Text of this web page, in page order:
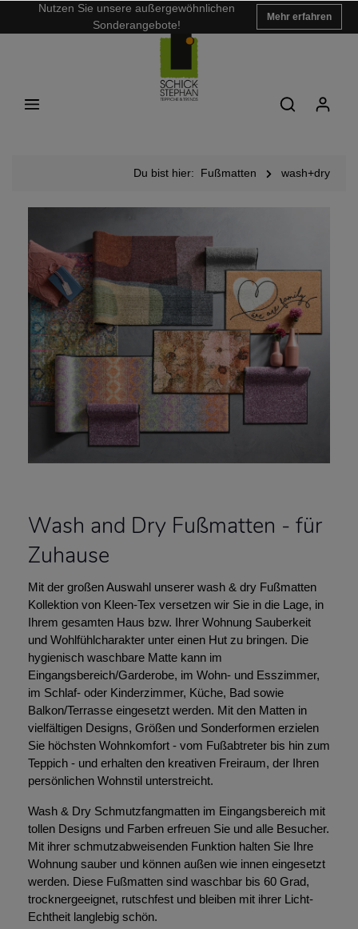
Nutzen Sie unsere außergewöhnlichen
Sonderangebote!
Mehr erfahren
Du bist hier: Fußmatten wash+dry
Wash and Dry Fußmatten - für
Zuhause
Mit der großen Auswahl unserer wash & dry Fußmatten
Kollektion von Kleen-Tex versetzen wir Sie in die Lage, in
Ihrem gesamten Haus bzw. Ihrer Wohnung Sauberkeit
und Wohlfühlcharakter unter einen Hut zu bringen. Die
hygienisch waschbare Matte kann im
Eingangsbereich/Garderobe, im Wohn- und Esszimmer,
im Schlaf- oder Kinderzimmer, Küche, Bad sowie
Balkon/Terrasse eingesetzt werden. Mit den Matten in
vielfältigen Designs, Größen und Sonderformen erzielen
Sie höchsten Wohnkomfort - vom Fußabtreter bis hin zum
Teppich - und erhalten den kreativen Freiraum, der Ihren
persönlichen Wohnstil unterstreicht.
Wash & Dry Schmutzfangmatten im Eingangsbereich mit
tollen Designs und Farben erfreuen Sie und alle Besucher.
Mit ihrer schmutzabweisenden Funktion halten Sie Ihre
Wohnung sauber und können außen wie innen eingesetzt
werden. Diese Fußmatten sind waschbar bis 60 Grad,
trocknergeeignet, rutschfest und bleiben mit ihrer Licht-
Echtheit langlebig schön.